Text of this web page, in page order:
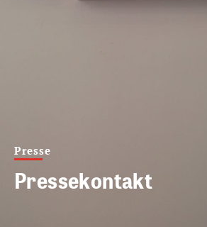
Presse
Pressekontakt